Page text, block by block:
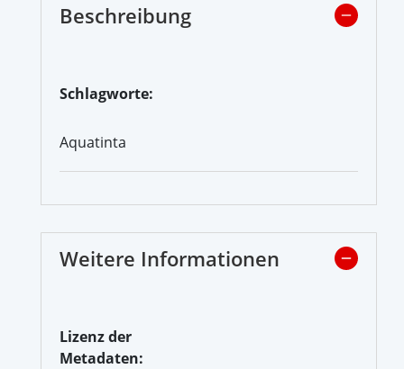
Beschreibung
Schlagworte:
Aquatinta
Weitere Informationen
Lizenz der
Metadaten: